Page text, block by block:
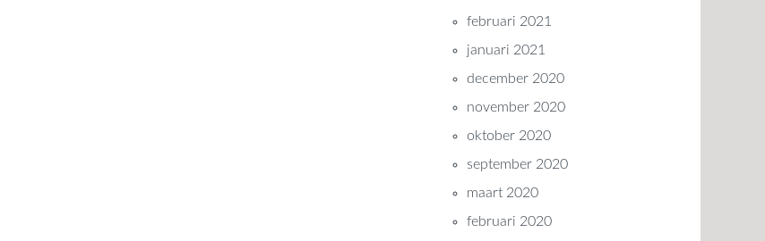
februari 2021
januari 2021
december 2020
november 2020
oktober 2020
september 2020
maart 2020
februari 2020